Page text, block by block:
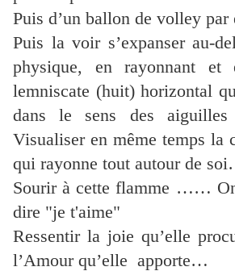
Puis d’un ballon de volley
Puis la voir s’expanser au-
physique, en rayonnant et
lemniscate (huit) horizontal
dans le sens des aiguilles
Visualiser en même temps la
qui rayonne tout autour de
Sourir à cette flamme ……
dire "je t'aime"
Ressentir la joie qu’elle
l’Amour qu’elle apporte…